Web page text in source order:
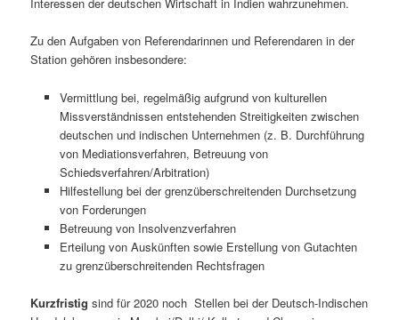
Zu den Aufgaben von Referendarinnen und Referendaren in der
Station gehören insbesondere:
Vermittlung bei, regelmäßig aufgrund von kulturellen
Missverständnissen entstehenden Streitigkeiten zwischen
deutschen und indischen Unternehmen (z. B. Durchführung
von Mediationsverfahren, Betreuung von
Schiedsverfahren/Arbitration)
Hilfestellung bei der grenzüberschreitenden Durchsetzung
von Forderungen
Betreuung von Insolvenzverfahren
Erteilung von Auskünften sowie Erstellung von Gutachten
zu grenzüberschreitenden Rechtsfragen
Kurzfristig sind für 2020 noch Stellen bei der Deutsch-Indischen